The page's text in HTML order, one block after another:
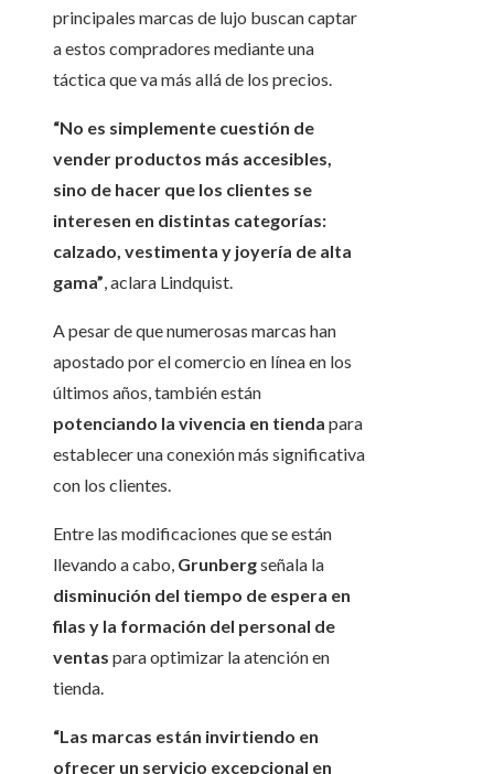
principales marcas de lujo buscan captar
a estos compradores mediante una
táctica que va más allá de los precios.
“No es simplemente cuestión de
vender productos más accesibles,
sino de hacer que los clientes se
interesen en distintas categorías:
calzado, vestimenta y joyería de alta
gama”, aclara Lindquist.
A pesar de que numerosas marcas han
apostado por el comercio en línea en los
últimos años, también están
potenciando la vivencia en tienda para
establecer una conexión más significativa
con los clientes.
Entre las modificaciones que se están
llevando a cabo, Grunbergseñala la
disminución del tiempo de espera en
filas y la formación del personal de
ventas para optimizar la atención en
tienda.
“Las marcas están invirtiendo en
ofrecer un servicio excepcional en